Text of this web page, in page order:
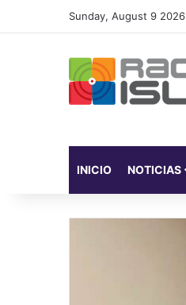
Sunday, August 9 2026
INICIO NOTICIAS